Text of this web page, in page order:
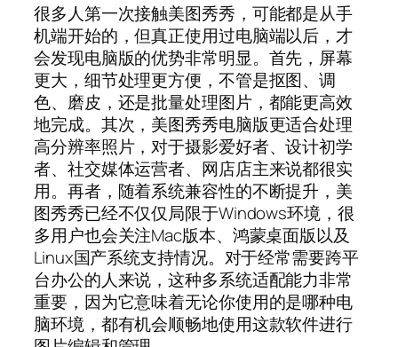
很多人第一次接触美图秀秀，可能都是从手
机端开始的，但真正使用过电脑端以后，才
会发现电脑版的优势非常明显。首先，屏幕
更大，细节处理更方便，不管是抠图、调
色、磨皮，还是批量处理图片，都能更高效
地完成。其次，美图秀秀电脑版更适合处理
高分辨率照片，对于摄影爱好者、设计初学
者、社交媒体运营者、网店店主来说都很实
用。再者，随着系统兼容性的不断提升，美
图秀秀已经不仅仅局限于Windows环境，很
多用户也会关注Mac版本、鸿蒙桌面版以及
Linux国产系统支持情况。对于经常需要跨平
台办公的人来说，这种多系统适配能力非常
重要，因为它意味着无论你使用的是哪种电
脑环境，都有机会顺畅地使用这款软件进行